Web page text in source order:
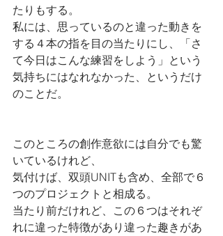
たりもする。
私には、思っているのと違った動きを
する４本の指を目の当たりにし、「さ
て今日はこんな練習をしよう」という
気持ちにはなれなかった、というだけ
のことだ。
このところの創作意欲には自分でも驚
いているけれど、
気付けば、双頭UNITも含め、全部で６
つのプロジェクトと相成る。
当たり前だけれど、この６つはそれぞ
れに違った特徴があり違った趣きがあ